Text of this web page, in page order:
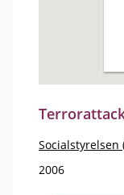
Socialstyrelsen
2006